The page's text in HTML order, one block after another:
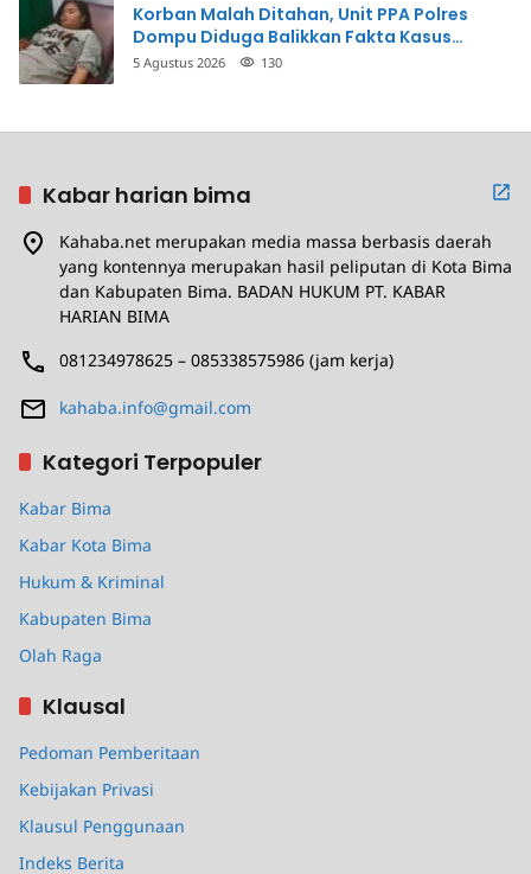
Korban Malah Ditahan, Unit PPA Polres
Dompu Diduga Balikkan Fakta Kasus
Penganiayaan
5 Agustus 2026 130
Kabar harian bima
Kahaba.net merupakan media massa berbasis daerah
yang kontennya merupakan hasil peliputan di Kota Bima
dan Kabupaten Bima. BADAN HUKUM PT. KABAR
HARIAN BIMA
081234978625 – 085338575986 (jam kerja)
kahaba.info@gmail.com
Kategori Terpopuler
Kabar Bima
Kabar Kota Bima
Hukum & Kriminal
Kabupaten Bima
Olah Raga
Klausal
Pedoman Pemberitaan
Kebijakan Privasi
Klausul Penggunaan
Indeks Berita